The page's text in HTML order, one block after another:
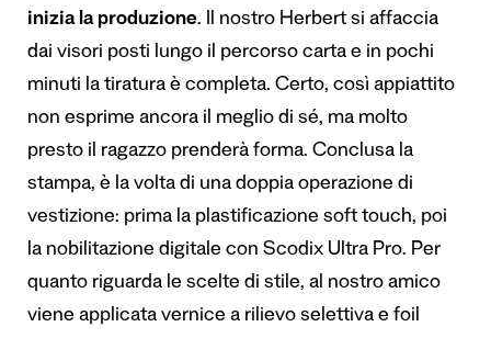
inizia la produzione. Il nostro Herbert si affaccia
dai visori posti lungo il percorso carta e in pochi
minuti la tiratura è completa. Certo, così appiattito
non esprime ancora il meglio di sé, ma molto
presto il ragazzo prenderà forma. Conclusa la
stampa, è la volta di una doppia operazione di
vestizione: prima la plastificazione soft touch, poi
la nobilitazione digitale con Scodix Ultra Pro. Per
quanto riguarda le scelte di stile, al nostro amico
viene applicata vernice a rilievo selettiva e foil